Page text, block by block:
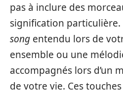
pas à inclure des
signification particulière.
song entendu lors de
ensemble ou une
accompagnés lors d’un
de votre vie. Ces